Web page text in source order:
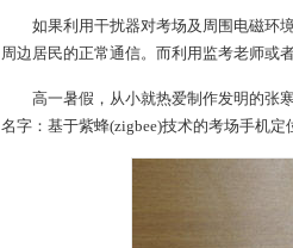
如果利用干扰器对考场及周围电磁环境
周边居民的正常通信。而利用监考老师或
高一暑假，从小就热爱制作发明的张寒
名字：基于紫蜂(zigbee)技术的考场手机定